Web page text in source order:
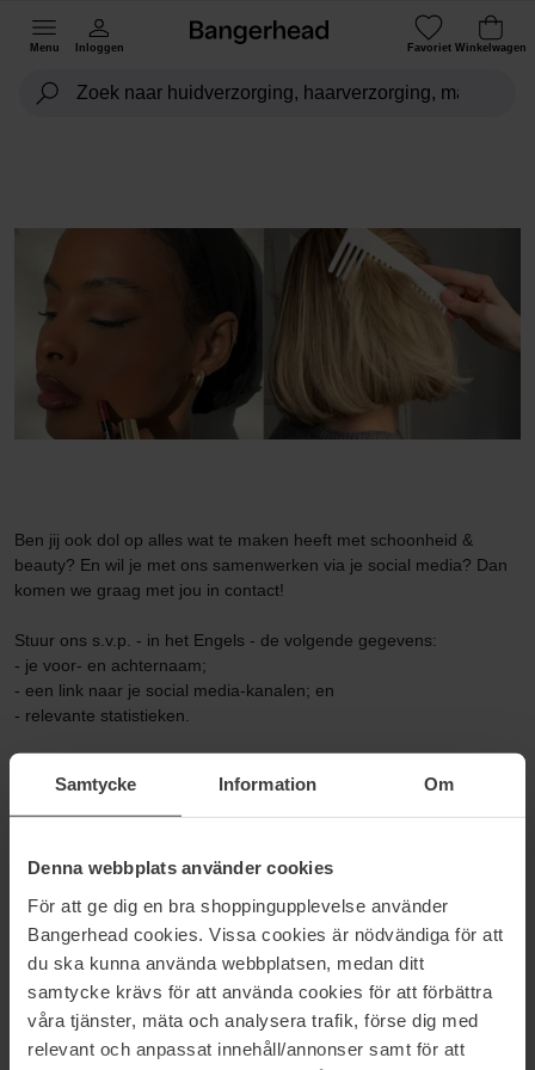
Samtycke Information Om
Denna webbplats använder cookies
För att ge dig en bra shoppingupplevelse använder
Bangerhead cookies. Vissa cookies är nödvändiga för att
du ska kunna använda webbplatsen, medan ditt
samtycke krävs för att använda cookies för att förbättra
våra tjänster, mäta och analysera trafik, förse dig med
relevant och anpassat innehåll/annonser samt för att
Menu Inloggen Favoriet Winkelwagen
Ben jij ook dol op alles wat te maken heeft met schoonheid &
beauty? En wil je met ons samenwerken via je social media? Dan
komen we graag met jou in contact!
Stuur ons s.v.p. - in het Engels - de volgende gegevens:
- je voor- en achternaam;
- een link naar je social media-kanalen; en
- relevante statistieken.
naar mogelijkheden voor een succesvolle samenwerking!
Neem contact met ons op:
[email protected]